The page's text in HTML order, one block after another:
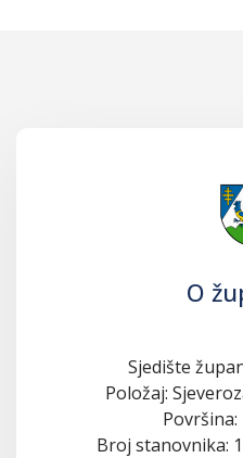
O
Sjedište
Položaj:
Površina:
Broj stanovnika: